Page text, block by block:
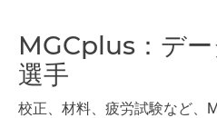
MGCplus：デ
選手
校正、材料、疲労試験など、